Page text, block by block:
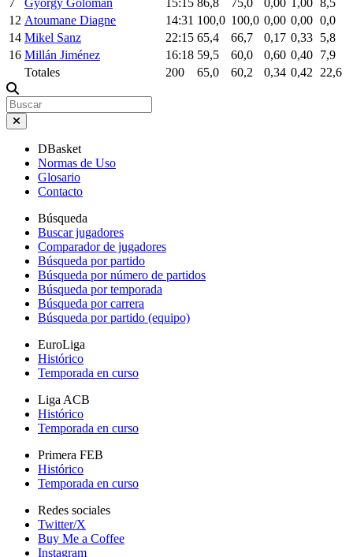
7
Gyorgy Goloman 15:15 86,8 75,0 0,00 1,00 8,5
12 Atoumane Diagne 14:31 100,0 100,0 0,00 0,00 0,0
14 Mikel Sanz 22:15 65,4 66,7 0,17 0,33 5,8
16 Millán Jiménez 16:18 59,5 60,0 0,60 0,40 7,9
Totales
200 65,0 60,2 0,34 0,42 22,6
DBasket
Normas de Uso
Glosario
Contacto
Búsqueda
Buscar jugadores
Comparador de jugadores
Búsqueda por partido
Búsqueda por número de partidos
Búsqueda por temporada
Búsqueda por carrera
Búsqueda por partido (equipo)
EuroLiga
Histórico
Temporada en curso
Liga ACB
Histórico
Temporada en curso
Primera FEB
Histórico
Temporada en curso
Redes sociales
Twitter/X
Buy Me a Coffee
Instagram